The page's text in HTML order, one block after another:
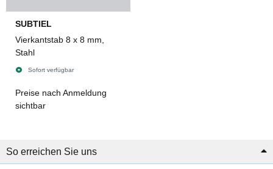
SUBTIEL
Vierkantstab 8 x 8 mm,
Stahl
Sofort verfügbar
Preise nach Anmeldung
sichtbar
So erreichen Sie uns